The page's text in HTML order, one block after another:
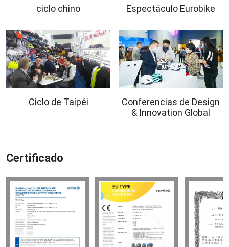
ciclo chino Espectáculo Eurobike
Ciclo de Taipéi
Conferencias de Design
& Innovation Global
Certificado